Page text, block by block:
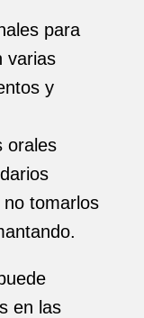
para
varias
y
orales
tomarlos
en las